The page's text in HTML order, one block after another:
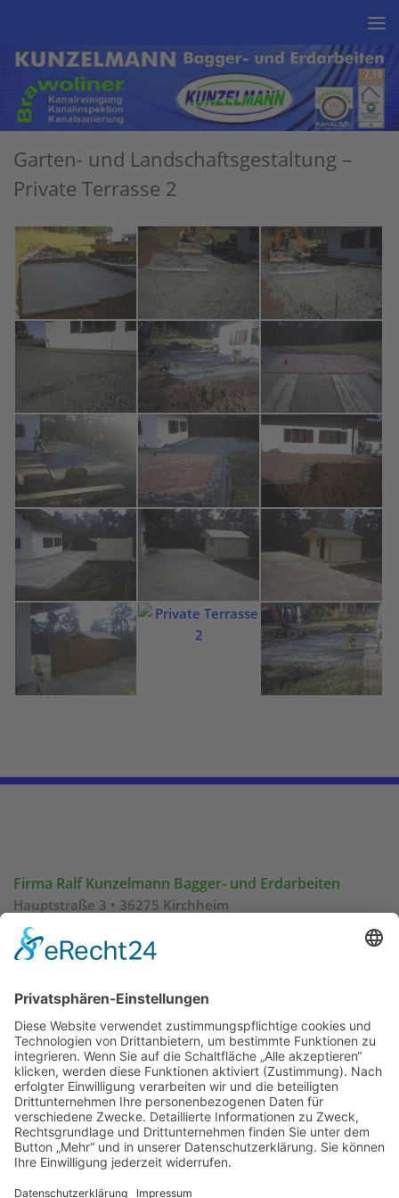
Garten- und Landschaftsgestaltung –
Private Terrasse 2
Firma Ralf Kunzelmann Bagger- und Erdarbeiten
Hauptstraße 3 • 36275 Kirchheim
Telefon: 06625 / 9151840
Büro und Bauhof
Telefon 06625 / 343447
Internet:www.kunzelmann-bagger.de
E-mail:info@kunzelmann-bagger.de
Cookie-Einstellungen